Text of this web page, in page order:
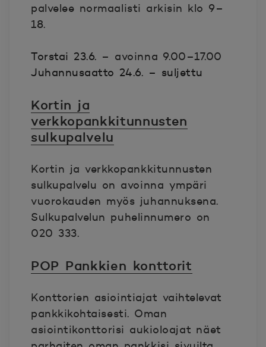
palvelee normaalisti arkisin klo 9–
18.
Torstai 23.6. – avoinna 9.00–17.00
Juhannusaatto 24.6. – suljettu
Kortin ja
verkkopankkitunnusten
sulkupalvelu
Kortin ja verkkopankkitunnusten
sulkupalvelu on avoinna ympäri
vuorokauden myös juhannuksena.
Sulkupalvelun puhelinnumero on
020 333.
POP Pankkien konttorit
Konttorien asiointiajat vaihtelevat
pankkikohtaisesti. Oman
asiointikonttorisi aukioloajat näet